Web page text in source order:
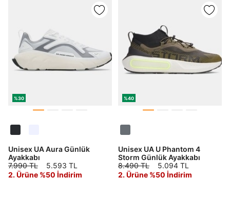
%30
Unisex UA Aura Günlük
Ayakkabı
7.990 TL
5.593 TL
2. Ürüne %50 İndirim
%40
Unisex UA U Phantom 4
Storm Günlük Ayakkabı
8.490 TL
5.094 TL
2. Ürüne %50 İndirim